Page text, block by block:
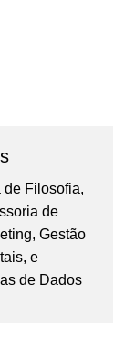
de Filosofia,
de
Gestão
e
de Dados